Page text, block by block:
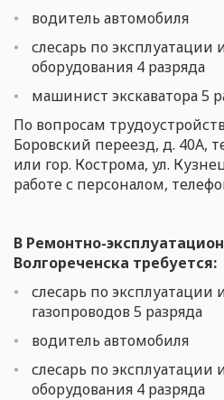
водитель автомобиля
слесарь по эксплуатации
оборудования 4 разряда
машинист экскаватора5
По вопросам
Боровский переезд, д. 40А,
или гор. Кострома, ул.
работе с персоналом,
В Ремонтно-эксплуат
Волгореченска требуется:
слесарь по
газопроводов 5 разряда
водитель автомобиля
слесарь по эксплуатации
оборудования 4 разряда